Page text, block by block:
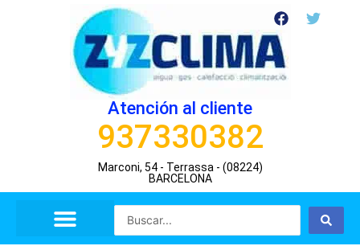
F
a
c
e
b
o
T
w
Atención al cliente
937330382
Marconi, 54 - Terrassa - (08224)
BARCELONA
Search